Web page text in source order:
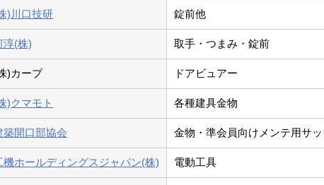
)川口技研 錠前他
淳(株) 取手・つまみ・錠前
)カープ ドアビュアー
)クマモト 各種建具金物
築開口部協会 金物・準会員向けメンテ用サ
機ホールディングスジャパン(株) 電動工具